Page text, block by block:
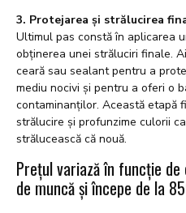
3. Protejarea și strălucirea
Ultimul pas constă în aplicarea
obținerea unei străluciri finale.
ceară sau sealant pentru a
mediu nocivi și pentru a oferi o
contaminanților. Această etapă
strălucire și profunzime culorii
strălucească că nouă.
Prețul variază în funcție
de muncă și începe de la